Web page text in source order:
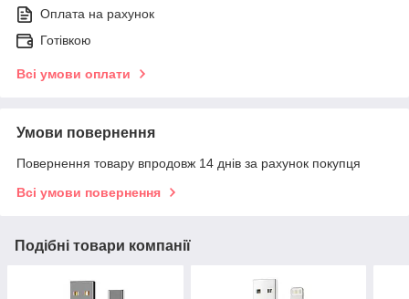
Оплата на рахунок
Готівкою
Всі умови оплати
Умови повернення
Повернення товару впродовж 14 днів за рахунок покупця
Всі умови повернення
Подібні товари компанії